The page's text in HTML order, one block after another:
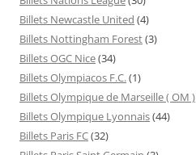
Billets Newcastle United (4)
Billets Nottingham Forest(3)
Billets OGC Nice(34)
Billets Olympiacos F.C.(1)
Billets Olympique de Marseille ( OM )
Billets Olympique Lyonnais(44)
Billets Paris FC(32)